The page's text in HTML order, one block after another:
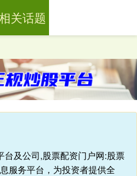
及公司,股票配资门户网:股票
服务平台，为投资者提供全
关话题